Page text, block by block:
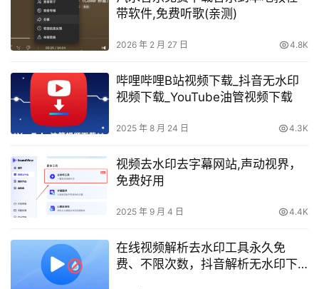
带软件,免费听歌(亲测)
2026 年 2 月 27 日 4.8K
哔哩哔哩B站视频下载_抖音无水印
视频下载_YouTube油管视频下载
2025 年 8 月 24 日 4.3K
视频去水印去字幕网站,声动视界，
免费好用
2025 年 9 月 4 日 4.4K
在线视频解析去水印工具永久免
费、不限次数，抖音解析无水印下